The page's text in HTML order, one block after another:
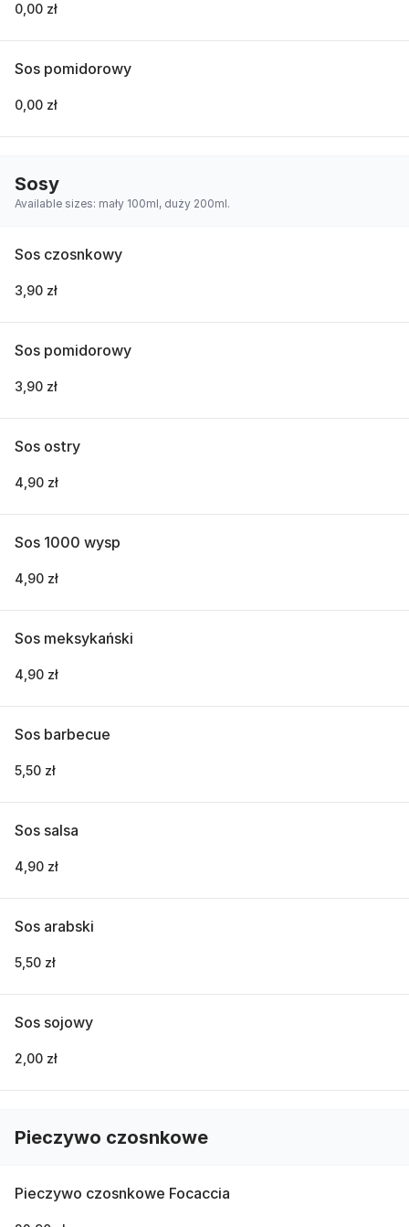
0,00 zł
Sos pomidorowy
0,00 zł
Sosy
Available sizes: mały 100ml, duży 200ml.
Sos czosnkowy
3,90 zł
Sos pomidorowy
3,90 zł
Sos ostry
4,90 zł
Sos 1000 wysp
4,90 zł
Sos meksykański
4,90 zł
Sos barbecue
5,50 zł
Sos salsa
4,90 zł
Sos arabski
5,50 zł
Sos sojowy
2,00 zł
Pieczywo czosnkowe
Pieczywo czosnkowe Focaccia